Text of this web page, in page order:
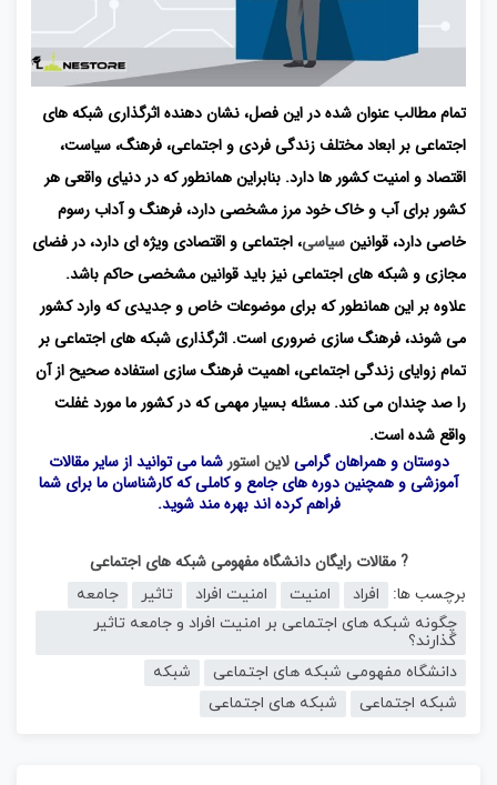
تمام مطالب عنوان شده در این فصل، نشان دهنده اثرگذاری شبکه های
اجتماعی بر ابعاد مختلف زندگی فردی و اجتماعی، فرهنگ، سیاست،
اقتصاد و امنیت کشور ها دارد. بنابراین همانطور که در دنیای واقعی هر
کشور برای آب و خاک خود مرز مشخصی دارد، فرهنگ و آداب رسوم
خاصی دارد، قوانینسیاسی، اجتماعی و اقتصادی ویژه ای دارد، در فضای
مجازی و شبکه های اجتماعی نیز باید قوانین مشخصی حاکم باشد.
علاوه بر این همانطور که برای موضوعات خاص و جدیدی که وارد کشور
می شوند، فرهنگ سازی ضروری است. اثرگذاری شبکه های اجتماعی بر
تمام زوایای زندگی اجتماعی، اهمیت فرهنگ سازی استفاده صحیح از آن
را صد چندان می کند. مسئله بسیار مهمی که در کشور ما مورد غفلت
واقع شده است.
دوستان و همراهان گرامیلاین استور شما می توانید از سایر مقالات
آموزشی و همچنین دوره های جامع و کاملی که کارشناسان ما برای شما
فراهم کرده اند بهره مند شوید.
? مقالات رایگان دانشگاه مفهومی شبکه های اجتماعی
برچسب ها:
افراد امنیت امنیت افراد تاثیر
جامعه
چگونه شبکه های اجتماعی بر امنیت افراد و جامعه تاثیر
گذارند؟
دانشگاه مفهومی شبکه های اجتماعی
شبکه
شبکه اجتماعی
شبکه های اجتماعی